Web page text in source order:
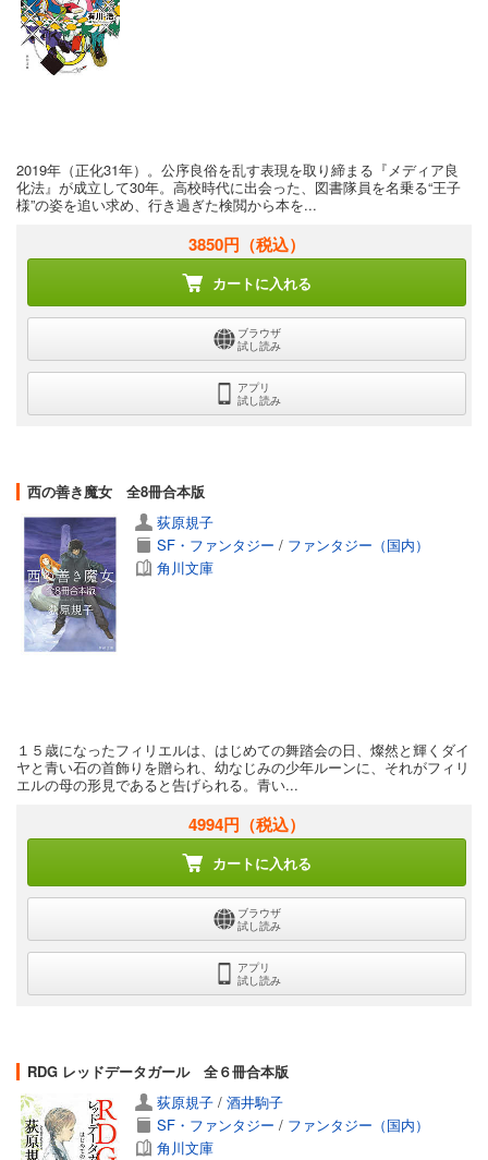
2019年（正化31年）。公序良俗を乱す表現を取り締まる『メディア良
化法』が成立して30年。高校時代に出会った、図書隊員を名乗る“王子
様”の姿を追い求め、行き過ぎた検閲から本を...
3850円 （税込）
カートに入れる
ブラウザ
試し読み
アプリ
試し読み
西の善き魔女 全8冊合本版
荻原規子
SF・ファンタジー / ファンタジー（国内）
角川文庫
１５歳になったフィリエルは、はじめての舞踏会の日、燦然と輝くダイ
ヤと青い石の首飾りを贈られ、幼なじみの少年ルーンに、それがフィリ
エルの母の形見であると告げられる。青い...
4994円 （税込）
カートに入れる
ブラウザ
試し読み
アプリ
試し読み
RDG レッドデータガール 全６冊合本版
荻原規子 / 酒井駒子
SF・ファンタジー / ファンタジー（国内）
角川文庫